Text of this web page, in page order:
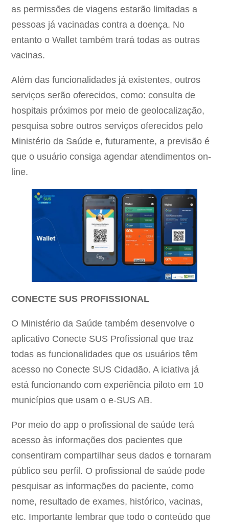
as permissões de viagens estarão limitadas a
pessoas já vacinadas contra a doença. No
entanto o Wallet também trará todas as outras
vacinas.
Além das funcionalidades já existentes, outros
serviços serão oferecidos, como: consulta de
hospitais próximos por meio de geolocalização,
pesquisa sobre outros serviços oferecidos pelo
Ministério da Saúde e, futuramente, a previsão é
que o usuário consiga agendar atendimentos on-
line.
CONECTE SUS PROFISSIONAL
O Ministério da Saúde também desenvolve o
aplicativo Conecte SUS Profissional que traz
todas as funcionalidades que os usuários têm
acesso no Conecte SUS Cidadão. A iciativa já
está funcionando com experiência piloto em 10
municípios que usam o e-SUS AB.
Por meio do app o profissional de saúde terá
acesso às informações dos pacientes que
consentiram compartilhar seus dados e tornaram
público seu perfil. O profissional de saúde pode
pesquisar as informações do paciente, como
nome, resultado de exames, histórico, vacinas,
etc. Importante lembrar que todo o conteúdo que